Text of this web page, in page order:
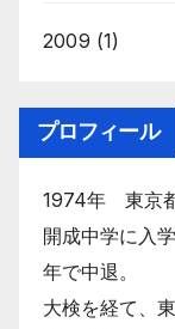
2009 (1)
プロフィール
1974年 東京都
開成中学に入
年で中退。
大検を経て、